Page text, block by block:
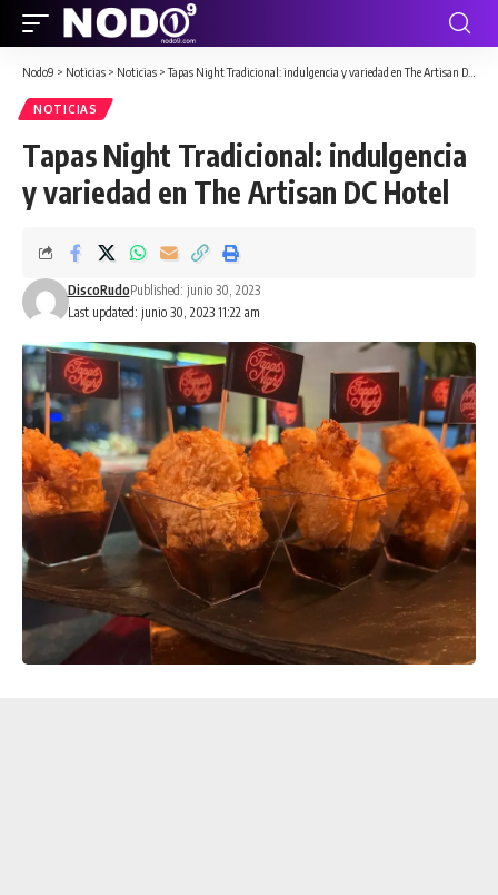
Nodo9 > Noticias > Noticias >Tapas Night Tradicional: indulgencia y variedad en The Artisan DC Hotel
NOTICIAS
Tapas Night Tradicional: indulgencia
y variedad en The Artisan DC Hotel
Last updated: junio 30, 2023 11:22 am
DiscoRudoPublished: junio 30, 2023